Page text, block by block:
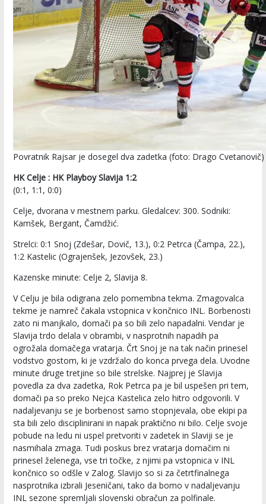
Povratnik Rajsar je dosegel dva zadetka (foto: Drago Cvetanovič)
HK Celje : HK Playboy Slavija 1:2
(0:1, 1:1, 0:0)
Celje, dvorana v mestnem parku. Gledalcev: 300. Sodniki:
Kamšek, Bergant, Čamdžić.
Strelci: 0:1 Snoj (Zdešar, Dovič, 13.), 0:2 Petrca (Čampa, 22.),
1:2 Kastelic (Ograjenšek, Jezovšek, 23.)
Kazenske minute: Celje 2, Slavija 8.
V Celju je bila odigrana zelo pomembna tekma. Zmagovalca
tekme je namreč čakala vstopnica v končnico INL. Borbenosti
zato ni manjkalo, domači pa so bili zelo napadalni. Vendar je
Slavija trdo delala v obrambi, v nasprotnih napadih pa
ogrožala domačega vratarja. Črt Snoj je na tak način prinesel
vodstvo gostom, ki je vzdržalo do konca prvega dela. Uvodne
minute druge tretjine so bile strelske. Najprej je Slavija
povedla za dva zadetka, Rok Petrca pa je bil uspešen pri tem,
domači pa so preko Nejca Kastelica zelo hitro odgovorili. V
nadaljevanju se je borbenost samo stopnjevala, obe ekipi pa
sta bili zelo disciplinirani in napak praktično ni bilo. Celje svoje
pobude na ledu ni uspel pretvoriti v zadetek in Slaviji se je
nasmihala zmaga. Tudi poskus brez vratarja domačim ni
prinesel želenega, vse tri točke, z njimi pa vstopnica v INL
končnico so odšle v Zalog. Slavijo so si za četrtfinalnega
nasprotnika izbrali Jeseničani, tako da bomo v nadaljevanju
INL sezone spremljali slovenski obračun za polfinale.